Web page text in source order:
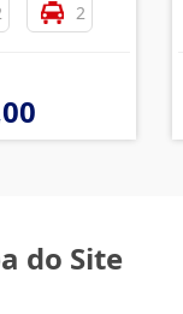
2
do Site